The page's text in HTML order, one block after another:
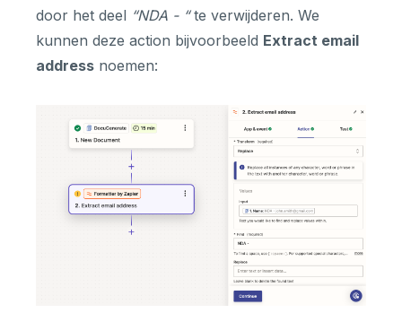
door het deel “NDA - “te verwijderen. We
kunnen deze action bijvoorbeeld Extract email
address noemen: